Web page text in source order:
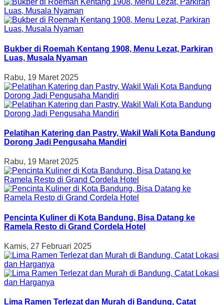
Bukber di Roemah Kentang 1908, Menu Lezat, Parkiran
Luas, Musala Nyaman
Rabu, 19 Maret 2025
Pelatihan Katering dan Pastry, Wakil Wali Kota Bandung
Dorong Jadi Pengusaha Mandiri
Rabu, 19 Maret 2025
Pencinta Kuliner di Kota Bandung, Bisa Datang ke
Ramela Resto di Grand Cordela Hotel
Kamis, 27 Februari 2025
Lima Ramen Terlezat dan Murah di Bandung, Catat